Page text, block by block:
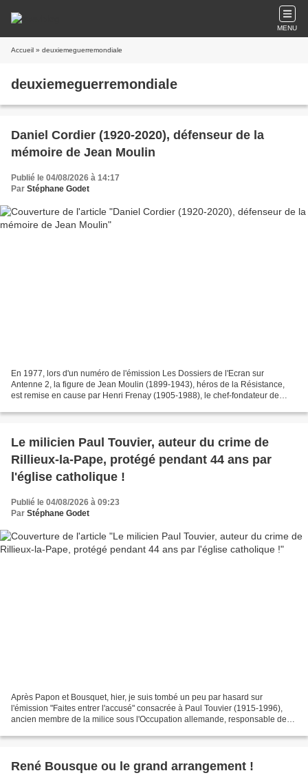
MENU
Accueil » deuxiemeguerremondiale
deuxiemeguerremondiale
Daniel Cordier (1920-2020), défenseur de la
mémoire de Jean Moulin
Publié le 04/08/2026 à 14:17
Par Stéphane Godet
En 1977, lors d'un numéro de l'émission Les Dossiers de l'Ecran sur
Antenne 2, la figure de Jean Moulin (1899-1943), héros de la Résistance,
est remise en cause par Henri Frenay (1905-1988), le chef-fondateur de
Le milicien Paul Touvier, auteur du crime de
Rillieux-la-Pape, protégé pendant 44 ans par
l'église catholique !
Publié le 04/08/2026 à 09:23
Par Stéphane Godet
Après Papon et Bousquet, hier, je suis tombé un peu par hasard sur
l'émission "Faites entrer l'accusé" consacrée à Paul Touvier (1915-1996),
ancien membre de la milice sous l'Occupation allemande, responsable de
René Bousque ou le grand arrangement !